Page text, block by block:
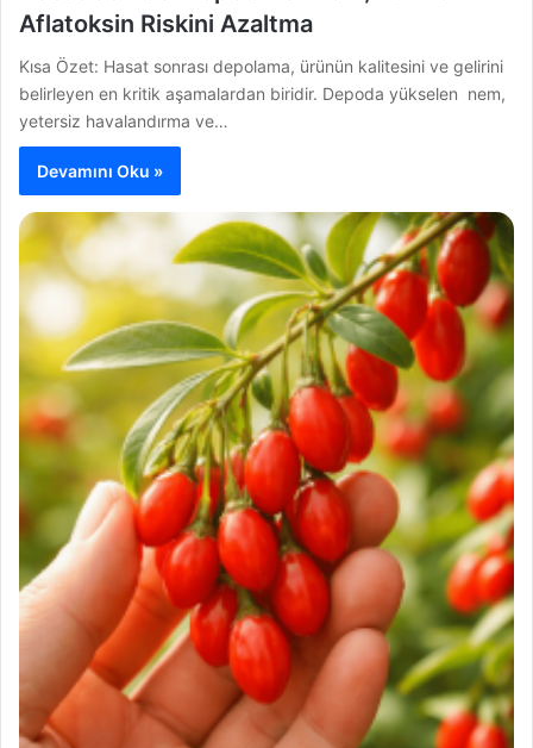
Aflatoksin Riskini Azaltma
Kısa Özet: Hasat sonrası depolama, ürünün kalitesini ve gelirini
belirleyen en kritik aşamalardan biridir. Depoda yükselen nem,
yetersiz havalandırma ve…
Devamını Oku »